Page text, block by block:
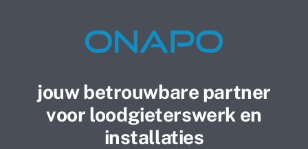
jouw betrouwbare partner
voor loodgieterswerk en
installaties